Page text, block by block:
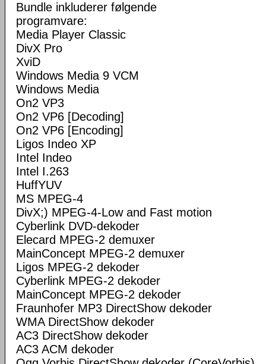
Bundle inkluderer følgende
programvare:
Media Player Classic
DivX Pro
XviD
Windows Media 9 VCM
Windows Media
On2 VP3
On2 VP6 [Decoding]
On2 VP6 [Encoding]
Ligos Indeo XP
Intel Indeo
Intel I.263
HuffYUV
MS MPEG-4
DivX;) MPEG-4-Low and Fast motion
Cyberlink DVD-dekoder
Elecard MPEG-2 demuxer
MainConcept MPEG-2 demuxer
Ligos MPEG-2 dekoder
Cyberlink MPEG-2 dekoder
MainConcept MPEG-2 dekoder
Fraunhofer MP3 DirectShow dekoder
WMA DirectShow dekoder
AC3 DirectShow dekoder
AC3 ACM dekoder